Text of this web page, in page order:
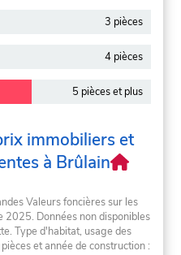
3 pièces
4 pièces
5 pièces et plus
immobiliers et
à Brûlain
Valeurs foncières sur les
Données non disponibles
Type d'habitat, usage des
et année de construction :